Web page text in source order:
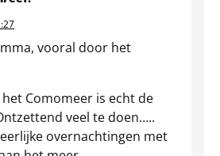
vooral door het
het Comomeer is echt de
veel te doen…..
overnachtingen met